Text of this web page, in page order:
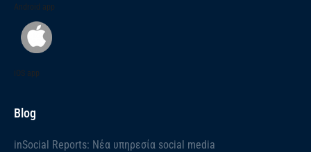
Android app
iOS app
Blog
inSocial Reports: Νέα υπηρεσία social media